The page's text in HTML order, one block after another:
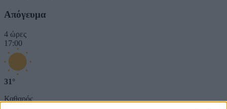
Απόγευμα
4 ώρες
17:00
31°
Καθαρός